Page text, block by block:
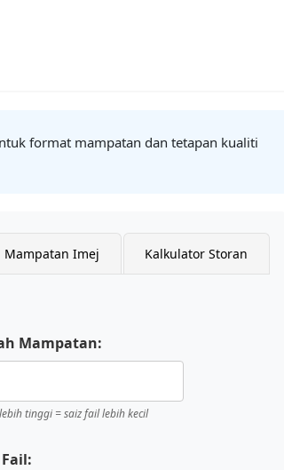
format mampatan dan tetapan kualiti
Mampatan Imej Kalkulator Storan
Mampatan:
tinggi = saiz fail lebih kecil